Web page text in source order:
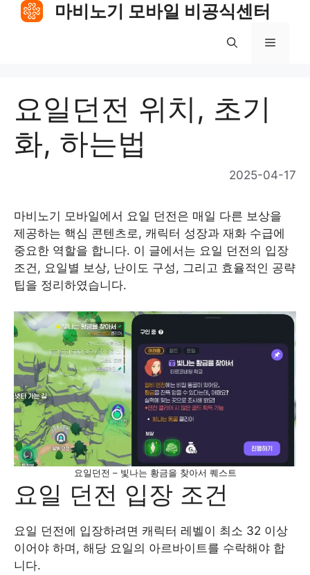
Skip
마비노기 모바일 비공식센터
Menu
요일던전 위치, 초기
화, 하는법
2025-04-17
마비노기 모바일에서 요일 던전은 매일 다른 보상을
제공하는 핵심 콘텐츠로, 캐릭터 성장과 재화 수급에
중요한 역할을 합니다. 이 글에서는 요일 던전의 입장
조건, 요일별 보상, 난이도 구성, 그리고 효율적인 공략
팁을 정리하였습니다.​
요일던전 – 빛나는 황금을 찾아서 퀘스트
요일 던전 입장 조건
요일 던전에 입장하려면 캐릭터 레벨이 최소 32 이상
이어야 하며, 해당 요일의 아르바이트를 수락해야 합
니다.